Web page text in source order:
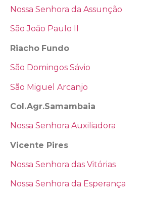
Nossa Senhora da Assunção
São João Paulo II
Riacho Fundo
São Domingos Sávio
São Miguel Arcanjo
Col.Agr.Samambaia
Nossa Senhora Auxiliadora
Vicente Pires
Nossa Senhora das Vitórias
Nossa Senhora da Esperança